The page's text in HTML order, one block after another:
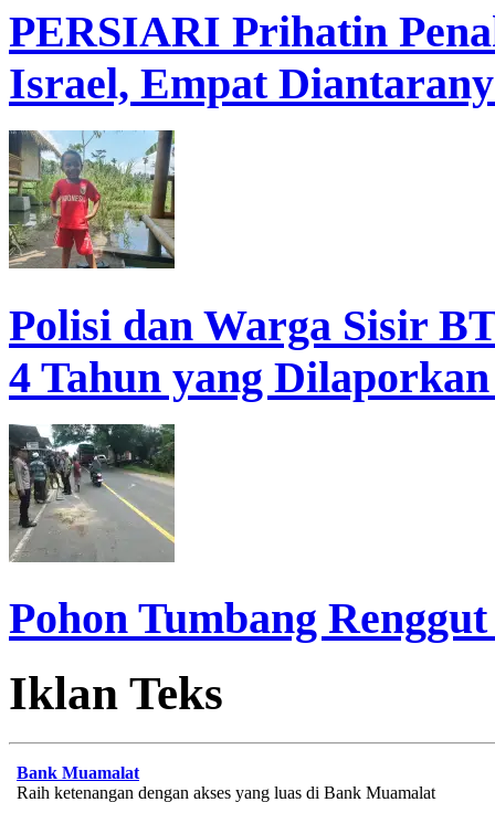
PERSIARI Prihatin
Israel, Empat
Polisi dan Warga Sisir
4 Tahun yang
Pohon Tumbang
Iklan Teks
Bank Muamalat
Raih ketenangan dengan akses yang luas di Bank Muamalat